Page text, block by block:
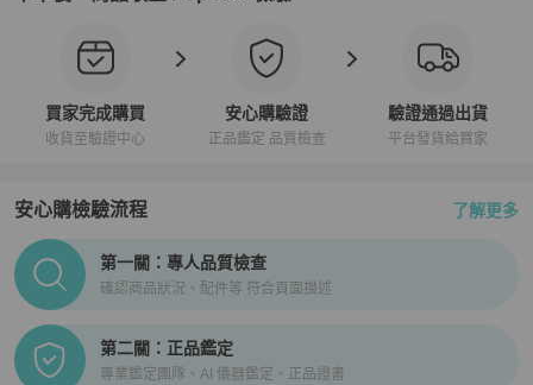
買家完成購買
收貨至驗證中心
安心購驗證
正品鑑定 品質檢查
驗證通過出貨
平台發貨給買家
安心購檢驗流程 了解更多
PopChill拍拍圈正品驗證、安心購檢驗流程介紹
第一關：專人品質檢查
確認商品狀況、配件等 符合頁面描述
第二關：正品鑑定
專業鑑定團隊、AI 儀器鑑定、正品證書